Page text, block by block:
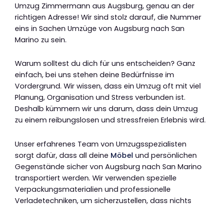
Umzug Zimmermann aus Augsburg, genau an der
richtigen Adresse! Wir sind stolz darauf, die Nummer
eins in Sachen Umzüge von Augsburg nach San
Marino zu sein.
Warum solltest du dich für uns entscheiden? Ganz
einfach, bei uns stehen deine Bedürfnisse im
Vordergrund. Wir wissen, dass ein Umzug oft mit viel
Planung, Organisation und Stress verbunden ist.
Deshalb kümmern wir uns darum, dass dein Umzug
zu einem reibungslosen und stressfreien Erlebnis wird.
Unser erfahrenes Team von Umzugsspezialisten
sorgt dafür, dass all deine Möbel und persönlichen
Gegenstände sicher von Augsburg nach San Marino
transportiert werden. Wir verwenden spezielle
Verpackungsmaterialien und professionelle
Verladetechniken, um sicherzustellen, dass nichts